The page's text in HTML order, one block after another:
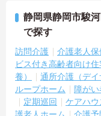
静岡県静岡市駿
で探す
訪問介護 介護老人保
ビス付き高齢者向け住
養）
通所介護（デイ
ループホーム
障が
定期巡回
ケアハ